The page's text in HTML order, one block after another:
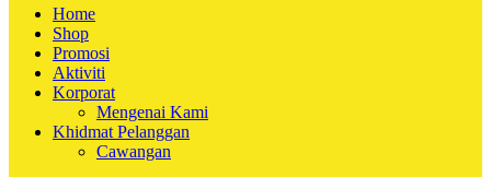
Home
Shop
Promosi
Aktiviti
Korporat
Mengenai Kami
Khidmat Pelanggan
Cawangan